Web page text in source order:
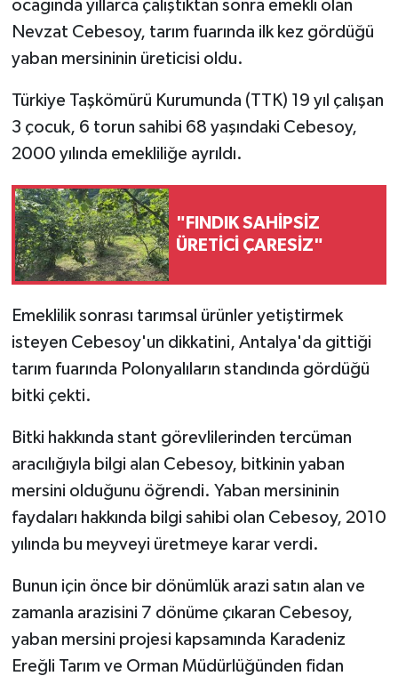
ocağında yıllarca çalıştıktan sonra emekli olan
Nevzat Cebesoy, tarım fuarında ilk kez gördüğü
yaban mersininin üreticisi oldu.
Türkiye Taşkömürü Kurumunda (TTK) 19 yıl çalışan
3 çocuk, 6 torun sahibi 68 yaşındaki Cebesoy,
2000 yılında emekliliğe ayrıldı.
"FINDIK SAHİPSİZ
ÜRETİCİ ÇARESİZ"
Emeklilik sonrası tarımsal ürünler yetiştirmek
isteyen Cebesoy'un dikkatini, Antalya'da gittiği
tarım fuarında Polonyalıların standında gördüğü
bitki çekti.
Bitki hakkında stant görevlilerinden tercüman
aracılığıyla bilgi alan Cebesoy, bitkinin yaban
mersini olduğunu öğrendi. Yaban mersininin
faydaları hakkında bilgi sahibi olan Cebesoy, 2010
yılında bu meyveyi üretmeye karar verdi.
Bunun için önce bir dönümlük arazi satın alan ve
zamanla arazisini 7 dönüme çıkaran Cebesoy,
yaban mersini projesi kapsamında Karadeniz
Ereğli Tarım ve Orman Müdürlüğünden fidan